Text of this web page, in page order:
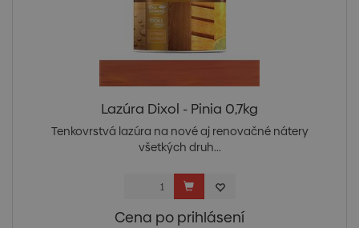
Lazúra Dixol - Pinia 0,7kg
Tenkovrstvá lazúra na nové aj renovačné nátery
všetkých druh...
Cena po prihlásení